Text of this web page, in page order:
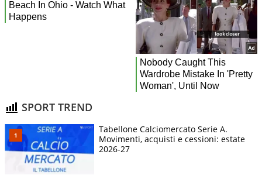
SPORT TREND
Tabellone Calciomercato Serie A.
Movimenti, acquisti e cessioni: estate
2026-27